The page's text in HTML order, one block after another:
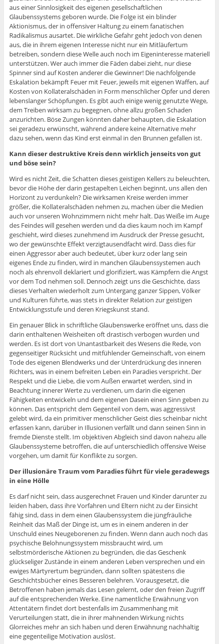
aus einer Sinnlosigkeit des eigenen gesellschaftlichen
Glaubenssystems geboren wurde. Die Folge ist ein blinder
Aktionismus, der in offensiver Haltung zu einem fanatischen
Radikalismus ausartet. Die wirkliche Gefahr geht jedoch von denen
aus, die in ihrem eigenen Interesse nicht nur ein Mitläufertum
betreiben, sondern diese Welle auch noch im Eigeninteresse materiell
unterstützen. Wer auch immer die Fäden dabei zieht, nur diese
Spinner sind auf Kosten anderer die Gewinner! Die nachfolgende
Eskalation bekämpft Feuer mit Feuer, jeweils mit eigenen Waffen, auf
Kosten von Kollateralschäden in Form menschlicher Opfer und deren
lebenslanger Schöpfungen. Es gibt auch einige wenig genutzte Wege,
dem Treiben wirksam zu begegnen, ohne allzu großen Schaden
anzurichten. Böse Zungen könnten daher behaupten, die Eskalation
sei geradezu erwünscht, während andere keine Alternative mehr
dazu sehen, wenn das Kind erst einmal in den Brunnen gefallen ist.
Kann dieser destruktive Kreis denn wirklich jenseits von gut
und böse sein?
Wird es nicht Zeit, die Schatten dieses geistigen Kellers zu beleuchten,
bevor die Höhe der darin gestapelten Leichen beginnt, uns allen den
Horizont zu verdunkeln? Die wirksamen Kreise werden immer
größer, die Kollateralschäden nehmen zu, machen über die Medien
auch vor unseren Wohnzimmern nicht mehr halt. Das Weiße im Auge
des Feindes will gesehen werden und da dies kaum noch im Kampf
geschieht, wird dieses zunehmend im Ausdruck der Presse gesucht,
wo der gewünschte Effekt verzigtausendfacht wird. Dass dies für
einen Aggressor aber auch bedeutet, über kurz oder lang sein
eigenes Ende zu finden, wird in manchen Glaubenssystemen auch
noch als ehrenvoll deklariert und glorifiziert, was Kämpfern die Angst
vor dem Tod nehmen soll. Dennoch zeigt uns die Geschichte, dass
dieses Verhalten wiederholt zum Untergang ganzer Sippen, Völker
und Kulturen führte, was stets in direkter Relation zur geistigen
Entwicklungsstufe und deren Kriegskunst stand.
Ein genauer Blick in schriftliche Glaubenswerke eröffnet uns, dass die
darin enthaltenen Weisheiten oft drastisch verbogen wurden und
werden. Es ist dort von Unantastbarkeit des Wesens die Rede, von
gegenseitiger Rücksicht und mitfühlender Gemeinschaft, von einem
Tode des eigenen Blendwerks und der Unterdrückung des inneren
Richters, was in einem befreiten Leben ein Paradies verspricht. Der
Respekt und die Liebe, die vom Außen erwartet werden, sind in
Beachtung innerer Werte zu verdienen, um darin die eigenen
Fähigkeiten entwickeln und dem eigenen Dasein einen Sinn geben zu
können. Das entspricht dem Gegenteil von dem, was aggressivst
gelebt wird, da ein primitiver menschlicher Geist dies scheinbar nicht
erfassen kann, darüber in Illusionen verfällt und dann seinen Sinn in
fremde Dienste stellt. Im objektiven Abgleich sind davon nahezu alle
Glaubenssysteme betroffen, die auf unterschiedlich offensive Weise
vorgehen, um damit für Konflikte zu sorgen.
Der illusionäre Traum vom Paradies führt für viele geradewegs
in eine Hölle
Es darf nicht sein, dass ausgerechnet Frauen und Kinder darunter zu
leiden haben, dass ihre Vorfahren und Eltern nicht zu der Einsicht
fähig sind, dass in dem einen Glaubenssystem die jüngfräuliche
Reinheit das Maß der Dinge ist, um es in einem anderen in der
Unschuld eines Neugeborenen zu finden. Wenn dann auch noch das
psychische Belohnungssystem missbraucht wird, um
selbstmörderische Aktionen zu begründen, die das Geschenk
glückseliger Zustände in einem anderen Leben versprechen und ein
ewiges Märtyrertum begründen, dann sollten spätestens die
Geschichtsbücher eines Besseren belehren. Vorausgesetzt, die
Betroffenen haben jemals das Lesen gelernt, oder den freien Zugriff
auf die entsprechenden Werke. Eine namentliche Erwähnung von
Attentätern findet dort bestenfalls im Zusammenhang mit
Verurteilungen statt, die in ihrer mahnenden Wirkung nichts
Glorreiches mehr an sich haben und deren Erwähnung nachhaltig
eine gegenteilige Motivation auslöst.